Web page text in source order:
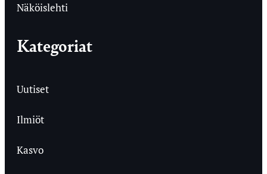
Näköislehti
Kategoriat
Uutiset
Ilmiöt
Kasvo